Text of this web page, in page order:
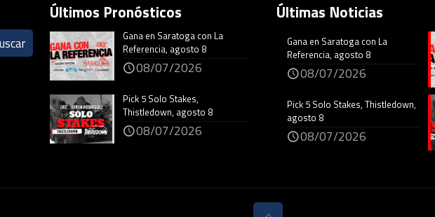
Últimos Pronósticos
Gana en Saratoga con La
Referencia, agosto 8
08/07/2026
Pick 5 Solo Stakes,
Thistledown, agosto 8
08/07/2026
Últimas Noticias
Gana en Saratoga con La
Referencia, agosto 8
08/07/2026
Pick 5 Solo Stakes, Thistledown,
agosto 8
08/07/2026